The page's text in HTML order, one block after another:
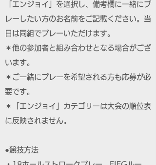
「エンジョイ」を選択し、備考欄に一緒にプ
レーしたい方のお名前をご記載ください。当
日は同組でプレーいただけます。
＊他の参加者と組み合わせとなる場合がござ
います。
＊ご一緒にプレーを希望される方も応募が必
要です。
＊「エンジョイ」カテゴリーは大会の順位表
に反映されません。
●競技方法